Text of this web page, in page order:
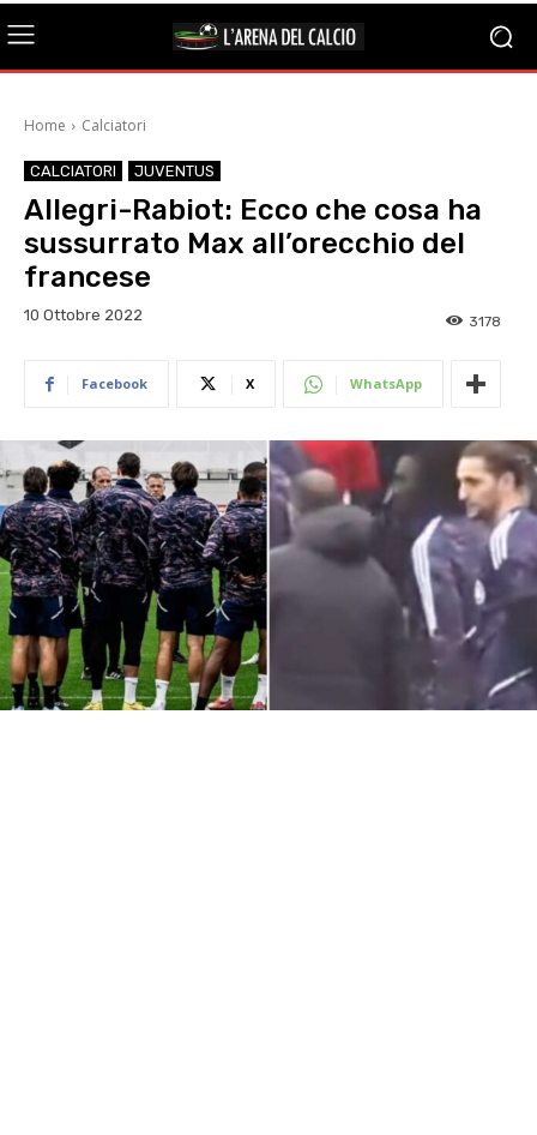
Home Calciatori
CALCIATORI JUVENTUS
Allegri-Rabiot: Ecco che cosa ha
sussurrato Max all’orecchio del
francese
10 Ottobre 2022 3178
Facebook X WhatsApp